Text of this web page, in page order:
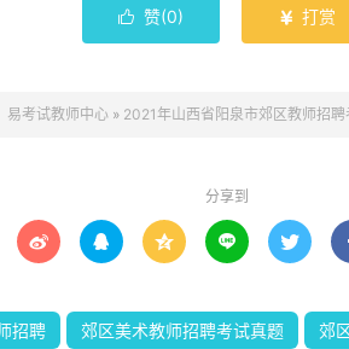
 赞(0)  打赏
易考试教师中心 » 2021年山西省阳泉市郊区教师招
分享到
    
招聘 郊区美术教师招聘考试真题 郊